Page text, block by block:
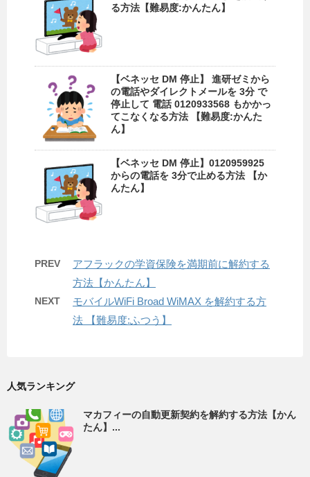
る方法【難易度:かんたん】
【ベネッセ DM 停止】 進研ゼミから
の電話やダイレクトメールを 3分 で
停止して 電話 0120933568 もかかっ
てこなくなる方法 【難易度:かんた
ん】
【ベネッセ DM 停止】0120959925
からの電話を 3分で止める方法 【か
んたん】
PREV
アフラックの学資保険を満期前に解約する
方法【かんたん】
NEXT
モバイルWiFi Broad WiMAX を解約する方
法 【難易度:ふつう】
人気ランキング
マカフィーの自動更新契約を解約する方法【かん
たん】...